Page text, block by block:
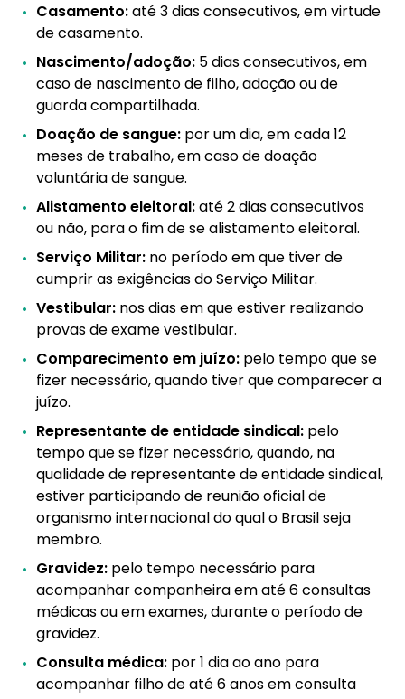
Casamento:até 3 dias consecutivos, em virtude
de casamento.
Nascimento/adoção: 5 dias consecutivos, em
caso de nascimento de filho, adoção ou de
guarda compartilhada.
Doação de sangue: por um dia, em cada 12
meses de trabalho, em caso de doação
voluntária de sangue.
Alistamento eleitoral:até 2 dias consecutivos
ou não, para o fim de se alistamento eleitoral.
Serviço Militar: no período em que tiver de
cumprir as exigências do Serviço Militar.
Vestibular: nos dias em que estiver realizando
provas de exame vestibular.
Comparecimento em juízo: pelo tempo que se
fizer necessário, quando tiver que comparecer a
juízo.
Representante de entidade sindical: pelo
tempo que se fizer necessário, quando, na
qualidade de representante de entidade sindical,
estiver participando de reunião oficial de
organismo internacional do qual o Brasil seja
membro.
Gravidez: pelo tempo necessário para
acompanhar companheira em até 6 consultas
médicas ou em exames, durante o período de
gravidez.
Consulta médica: por 1 dia ao ano para
acompanhar filho de até 6 anos em consulta